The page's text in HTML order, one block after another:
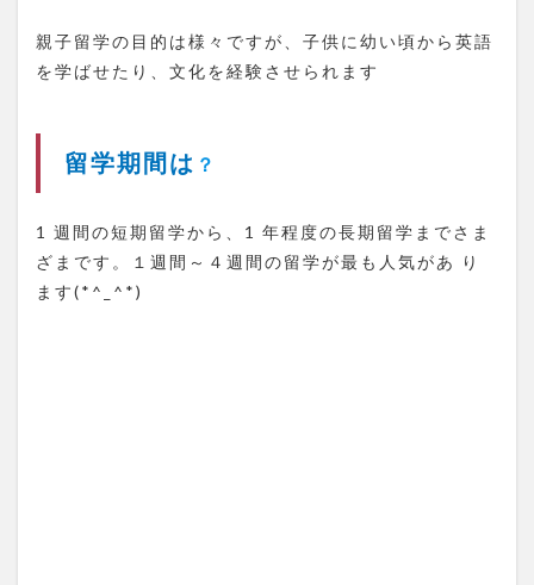
1.2
留学
1.3
親子
のメ
リッ
ト
1.4
親子留学の目的は様々ですが、子供に幼い頃から英語
を学ばせたり、文化を経験させられます
留学期間は ？
1 週間の短期留学から、1 年程度の長期留学までさま
ざまです。１週間～４週間の留学が最も人気があ り
ます(*^_^*)